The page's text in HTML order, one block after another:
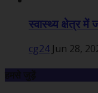
स्वास्थ्य क्षेत्र में
cg24 Jun 28,